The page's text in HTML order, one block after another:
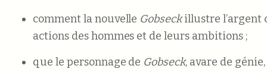
comment la nouvelle Gobseckillustre l’argent
actions des hommes et de leurs ambitions ;
que le personnage de Gobseck, avare de